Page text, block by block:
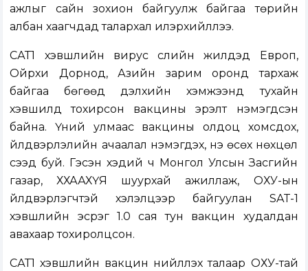
ажлыг сайн зохион байгуулж байгаа төрийн
албан хаагчдад талархал илэрхийллээ.
САТ1 хэвшлийн вирус сүүлийн жилүүдэд Европ,
Ойрхи Дорнод, Азийн зарим оронд тархаж
байгаа бөгөөд дэлхийн хэмжээнд тухайн
хэвшилд тохирсон вакцины эрэлт нэмэгдсэн
байна. Үүний улмаас вакцины олдоц хомсдох,
үйлдвэрлэлийн ачаалал нэмэгдэх, үнэ өсөх нөхцөл
үүсээд буй. Гэсэн хэдий ч Монгол Улсын Засгийн
газар, ХХААХҮЯ шуурхай ажиллаж, ОХУ-ын
үйлдвэрлэгчтэй хэлэлцээр байгуулан SAT-1
хэвшлийн эсрэг 1.0 сая тун вакцин худалдан
авахаар тохиролцсон.
САТ1 хэвшлийн вакцин нийлүүлэх талаар ОХУ-тай